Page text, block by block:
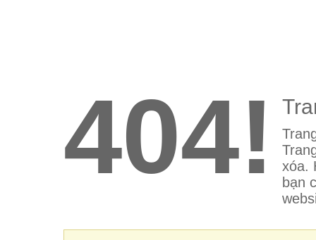
404!
xóa.
bạn